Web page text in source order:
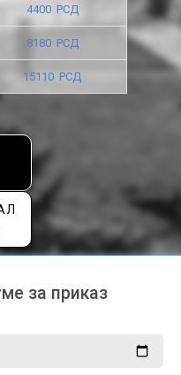
4400 РСД
8180 РСД
15110 РСД
за приказ